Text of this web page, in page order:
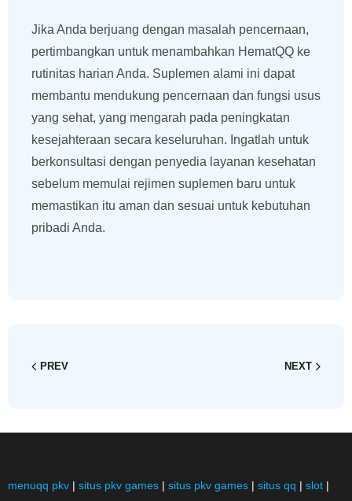
Jika Anda berjuang dengan masalah pencernaan,
pertimbangkan untuk menambahkan HematQQ ke
rutinitas harian Anda. Suplemen alami ini dapat
membantu mendukung pencernaan dan fungsi usus
yang sehat, yang mengarah pada peningkatan
kesejahteraan secara keseluruhan. Ingatlah untuk
berkonsultasi dengan penyedia layanan kesehatan
sebelum memulai rejimen suplemen baru untuk
memastikan itu aman dan sesuai untuk kebutuhan
pribadi Anda.
PREV NEXT
menuqq pkv | situs pkv games | situs pkv games | situs qq | slot |